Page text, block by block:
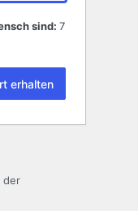
sind: 7
der